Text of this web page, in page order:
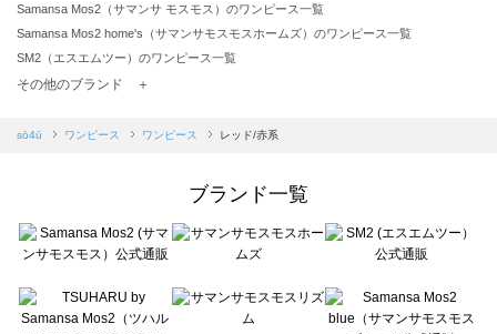
Samansa Mos2（サマンサ モスモス）のワンピース一覧
Samansa Mos2 home's（サマンサモスモスホームズ）のワンピース一覧
SM2（エスエムツー）のワンピース一覧
TSUHARU by Samansa Mos2（ツハルバイサマンサモスモス）のワンピース一覧
Samansa Mos2 blue（サマンサモスモス ブルー）のワンピース一覧
sō4ū（ソウフォーユー）のワンピース一覧
Te chichi（テチチ）のワンピース一覧
Te chichi CLASSIC（テチチ クラシック）のワンピース一覧
Lugnoncure（ルノンキュール）のワンピース一覧
BETTY'S BLUE（べティーズブルー）のワンピース一覧
その他のブランド ＋
sō4ū ワンピース ワンピース レッド/赤系
ブランド一覧